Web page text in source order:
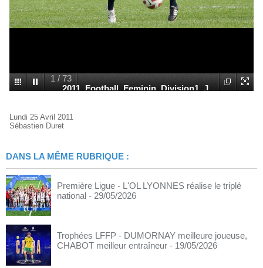
1 /73
2011_Football_Feminin_Division1_J
Lundi 25 Avril 2011
Sébastien Duret
DANS LA MÊME RUBRIQUE :
Première Ligue - L'OL LYONNES réalise le triplé
national - 29/05/2026
Trophées LFFP - DUMORNAY meilleure joueuse,
CHABOT meilleur entraîneur - 19/05/2026